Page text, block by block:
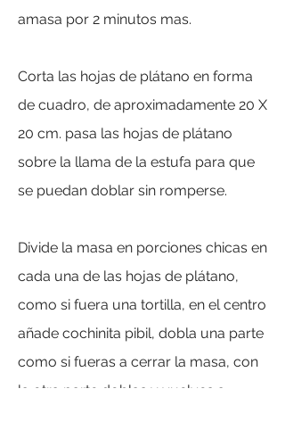
amasa por 2 minutos mas.
Corta las hojas de plátano en forma
de cuadro, de aproximadamente 20 X
20 cm. pasa las hojas de plátano
sobre la llama de la estufa para que
se puedan doblar sin romperse.
Divide la masa en porciones chicas en
cada una de las hojas de plátano,
como si fuera una tortilla, en el centro
añade cochinita pibil, dobla una parte
como si fueras a cerrar la masa, con
la otra parte doblas y vuelves a